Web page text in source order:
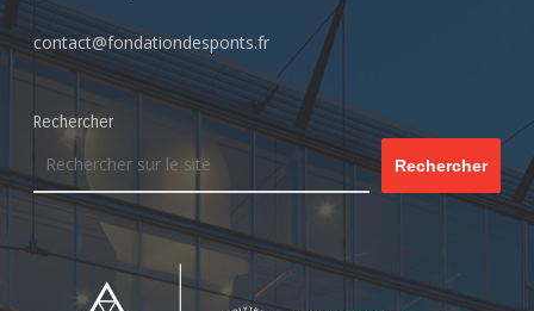
contact@fondationdesponts.fr
Rechercher
Rechercher